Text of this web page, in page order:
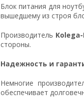
Блок питания для
вышедшему из строя
Производитель
стороны.
Надежность и
Немногие
обеспечивает